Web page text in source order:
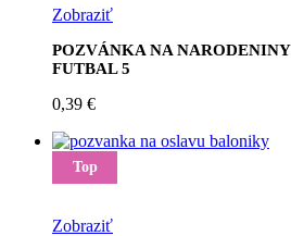
Zobraziť
POZVÁNKA NA NARODENINY
FUTBAL 5
0,39 €
Top
Zobraziť